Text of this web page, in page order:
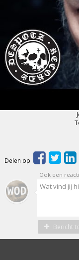
Delen op
Ook een
Bericht